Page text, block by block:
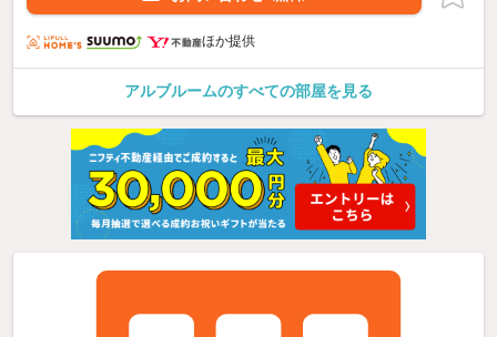
ほか提供
アルブルームのすべての部屋を見る